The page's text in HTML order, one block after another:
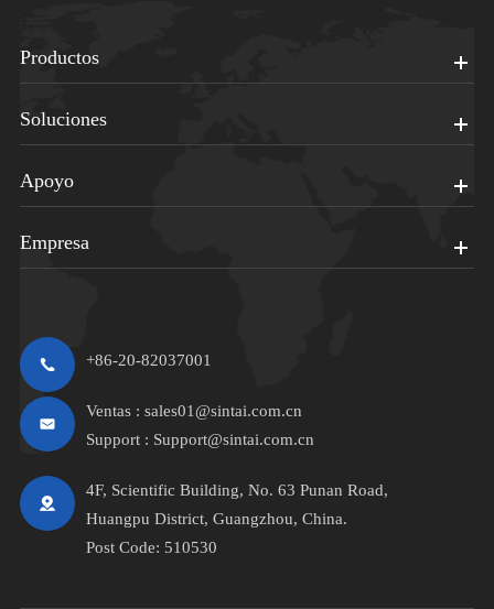
Productos
Soluciones
Apoyo
Empresa
+86-20-82037001
Ventas : sales01@sintai.com.cn
Support : Support@sintai.com.cn
4F, Scientific Building, No. 63 Punan Road,
Huangpu District, Guangzhou, China.
Post Code: 510530